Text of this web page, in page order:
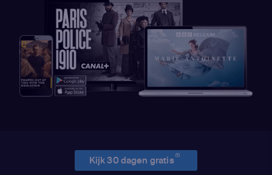
Kijk 30 dagen gratis(1)